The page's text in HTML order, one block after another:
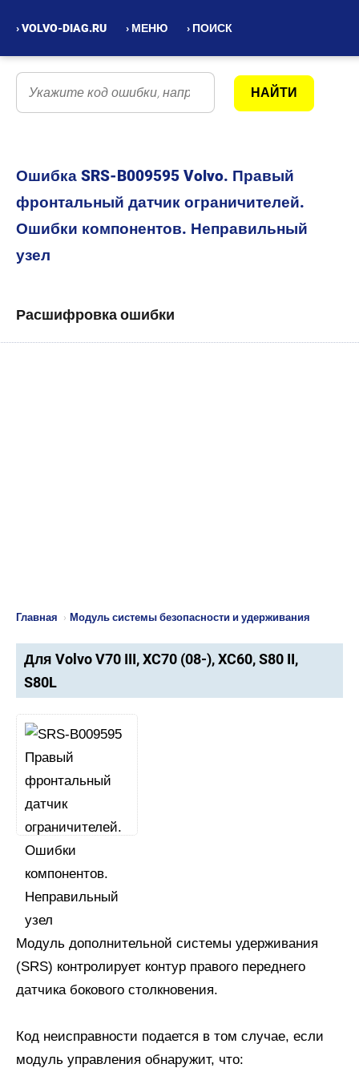
› VOLVO-DIAG.RU › МЕНЮ › ПОИСК
Ошибка SRS-B009595 Volvo. Правый
фронтальный датчик ограничителей.
Ошибки компонентов. Неправильный
узел
Расшифровка ошибки
Главная › Модуль системы безопасности и удерживания
Для Volvo V70 III, XC70 (08-), XC60, S80 II,
S80L
Модуль дополнительной системы удерживания
(SRS) контролирует контур правого переднего
датчика бокового столкновения.
Код неисправности подается в том случае, если
модуль управления обнаружит, что: